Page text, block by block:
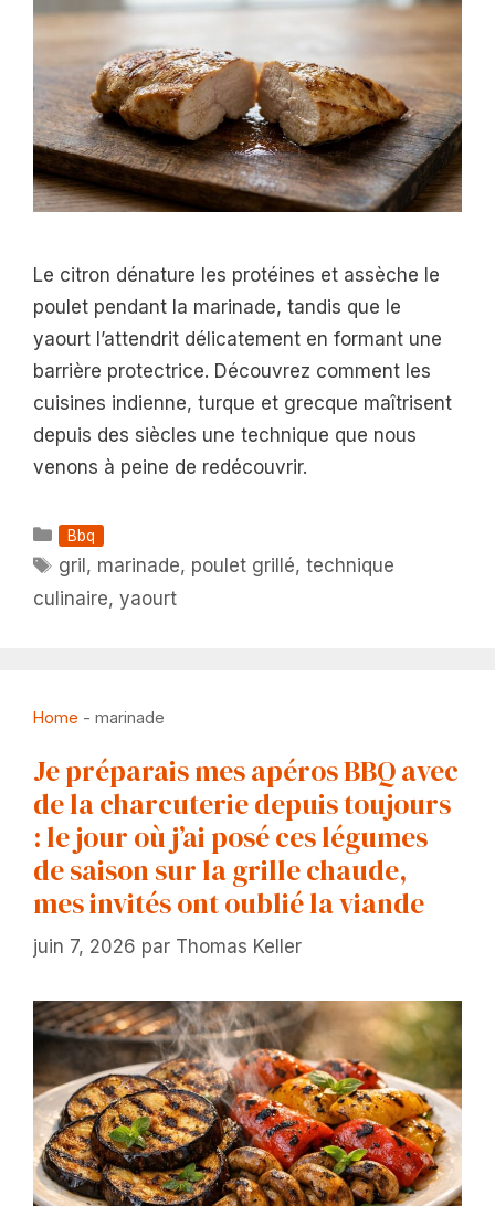
Le citron dénature les protéines et assèche le
poulet pendant la marinade, tandis que le
yaourt l’attendrit délicatement en formant une
barrière protectrice. Découvrez comment les
cuisines indienne, turque et grecque maîtrisent
depuis des siècles une technique que nous
venons à peine de redécouvrir.
Catégories
Bbq
Étiquettes
gril, marinade, poulet grillé,technique
culinaire, yaourt
Home - marinade
Je préparais mes apéros BBQ avec
de la charcuterie depuis toujours
: le jour où j’ai posé ces légumes
de saison sur la grille chaude,
mes invités ont oublié la viande
juin 7, 2026 par Thomas Keller